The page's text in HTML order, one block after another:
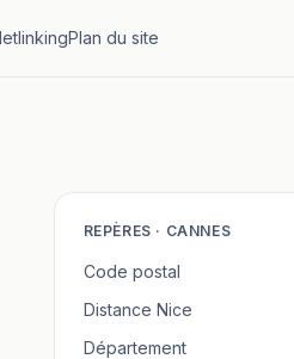
Plan du site
REPÈRES · CANNES
Code postal
Distance Nice
Département